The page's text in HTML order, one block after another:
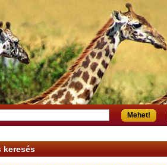
Mehet!
keresés